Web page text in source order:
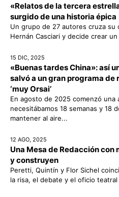
«Relatos de la tercera
surgido de una historia épica
Un grupo de 27 autores cruza su
Hernán Casciari y decide crear
15 DIC, 2025
«Buenas tardes China»: así
salvó a un gran programa de
‘muy Orsai’
En agosto de 2025 comenzó una
necesitábamos 18 semanas y 18
mantener al aire...
12 AGO, 2025
Una Mesa de Redacción
y construyen
Peretti, Quintín y Flor Sichel
la risa, el debate y el oficio